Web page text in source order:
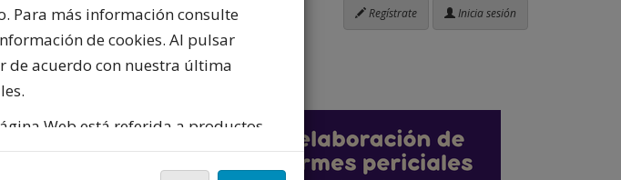
Regístrate Inicia sesión
Para más información consulte
de cookies. Al pulsar
de acuerdo con nuestra última
Web está referida a productos
a profesionales sanitarios
TIEMPO